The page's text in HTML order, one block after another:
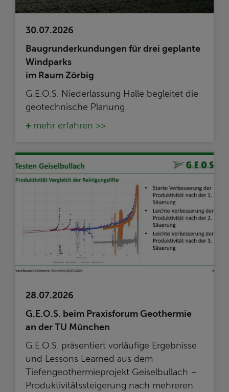
30.07.2026
Baugrunderkundungen für drei geplante
Windparks
im Raum Zörbig
G.E.O.S. Niederlassung Halle begleitet die
geotechnische Planung
mehr erfahren >>
28.07.2026
G.E.O.S. beim Praxisforum Geothermie
an der TU München
G.E.O.S. präsentiert vorläufige Ergebnisse
und Lessons Learned aus dem
Tiefengeothermieprojekt Geiselbullach –
Produktivitätssteigerung nach mehreren